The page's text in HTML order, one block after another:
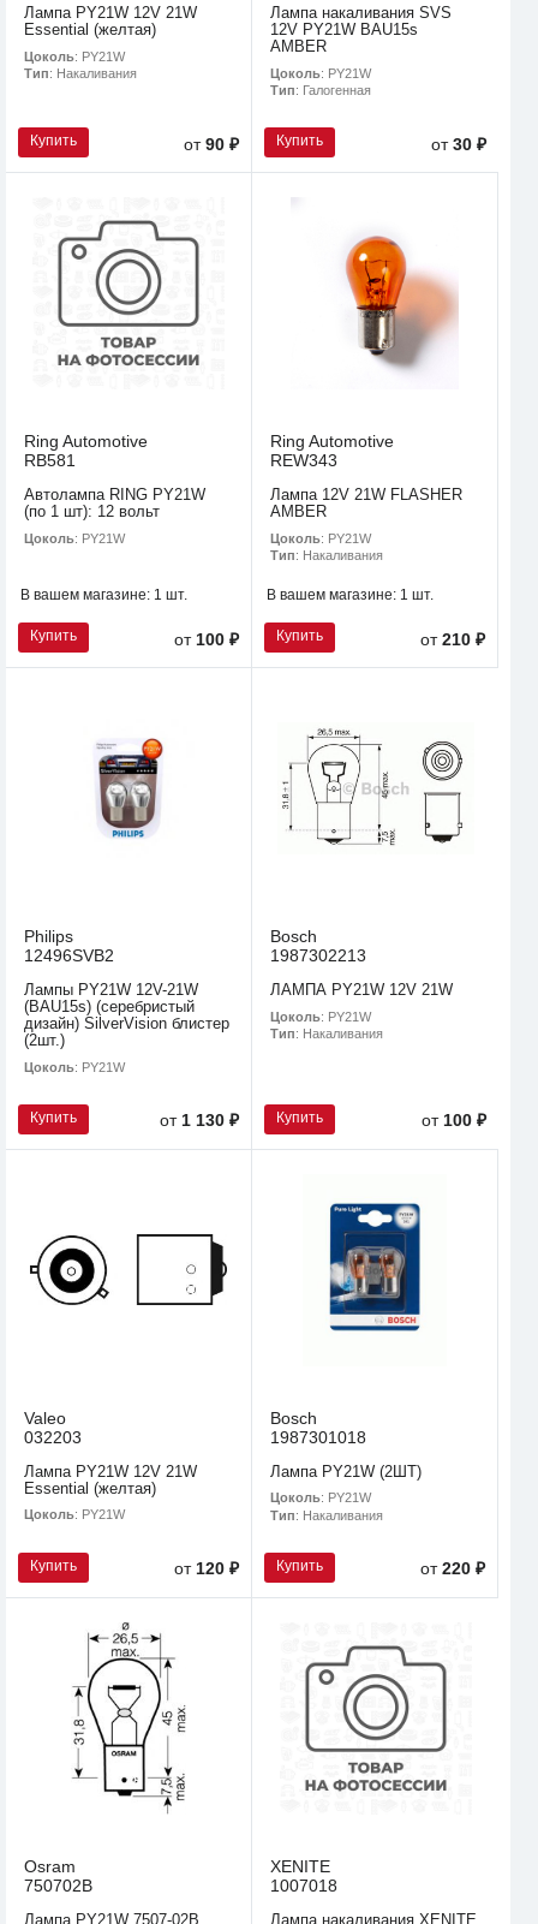
Лампа PY21W 12V 21W
Essential (желтая)
Цоколь: PY21W
Тип: Накаливания
Купить от90 ₽
Лампа накаливания SVS
12V PY21W BAU15s
AMBER
Цоколь: PY21W
Тип: Галогенная
Купить от30 ₽
Ring Automotive
RB581
Автолампа RING PY21W
(по 1 шт): 12 вольт
Цоколь: PY21W
В вашем магазине: 1 шт.
Купить от 100 ₽
Ring Automotive
REW343
Лампа 12V 21W FLASHER
AMBER
Цоколь: PY21W
Тип: Накаливания
В вашем магазине: 1 шт.
Купить от210 ₽
Philips
12496SVB2
Лампы PY21W 12V-21W
(BAU15s) (серебристый
дизайн) SilverVision блистер
(2шт.)
Цоколь: PY21W
Купить от1 130 ₽
Bosch
1987302213
ЛАМПА PY21W 12V 21W
Цоколь: PY21W
Тип: Накаливания
Купить от100 ₽
Valeo
032203
Лампа PY21W 12V 21W
Essential (желтая)
Цоколь: PY21W
Купить от120 ₽
Bosch
1987301018
Лампа PY21W (2ШТ)
Цоколь: PY21W
Тип: Накаливания
Купить от220 ₽
Osram
750702B
Лампа PY21W 7507-02B
XENITE
1007018
Лампа накаливания XENITE